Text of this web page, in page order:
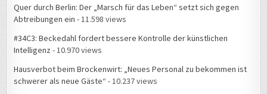
Quer durch Berlin: Der „Marsch für das Leben“ setzt sich gegen
Abtreibungen ein - 11.598 views
#34C3: Beckedahl fordert bessere Kontrolle der künstlichen
Intelligenz - 10.970 views
Hausverbot beim Brockenwirt: „Neues Personal zu bekommen ist
schwerer als neue Gäste“ - 10.237 views